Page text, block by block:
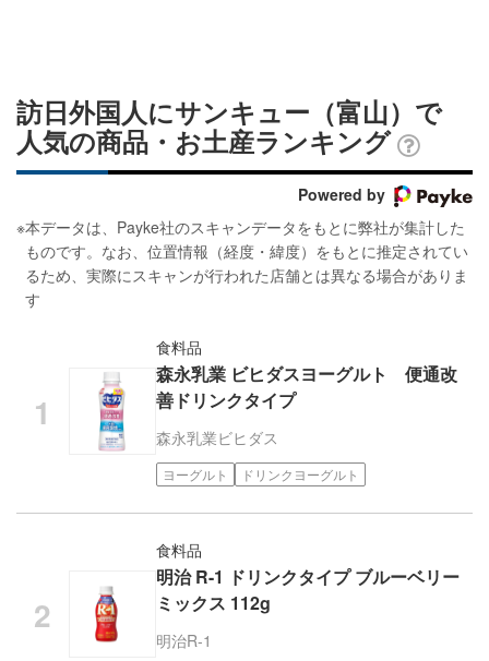
訪日外国人にサンキュー（富山）で
人気の商品・お土産ランキング
Powered by
※本データは、Payke社のスキャンデータをもとに弊社が集計した
ものです。なお、位置情報（経度・緯度）をもとに推定されてい
るため、実際にスキャンが行われた店舗とは異なる場合がありま
す
食料品
森永乳業 ビヒダスヨーグルト 便通改
善ドリンクタイプ
森永乳業ビヒダス
ヨーグルト ドリンクヨーグルト
食料品
明治 R-1 ドリンクタイプ ブルーベリー
ミックス 112g
明治R-1